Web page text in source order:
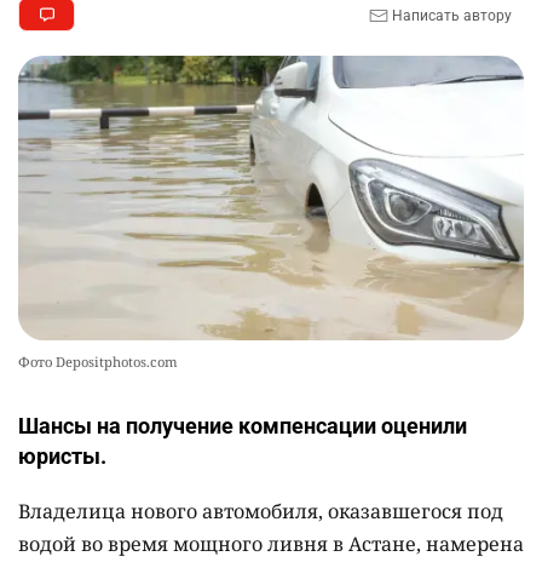
10
🤔 "Буллинг никуда не исчез". Что показала
экспертная оценка госпрограммы "ДосболLike"
2330 2 14
Написать автору
Фото Depositphotos.com
Шансы на получение компенсации оценили
юристы.
Владелица нового автомобиля, оказавшегося под
водой во время мощного ливня в Астане, намерена